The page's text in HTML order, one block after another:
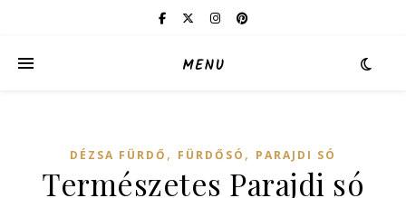
MENU
DÉZSA FÜRDŐ , FÜRDŐSÓ , PARAJDI SÓ
Természetes Parajdi só